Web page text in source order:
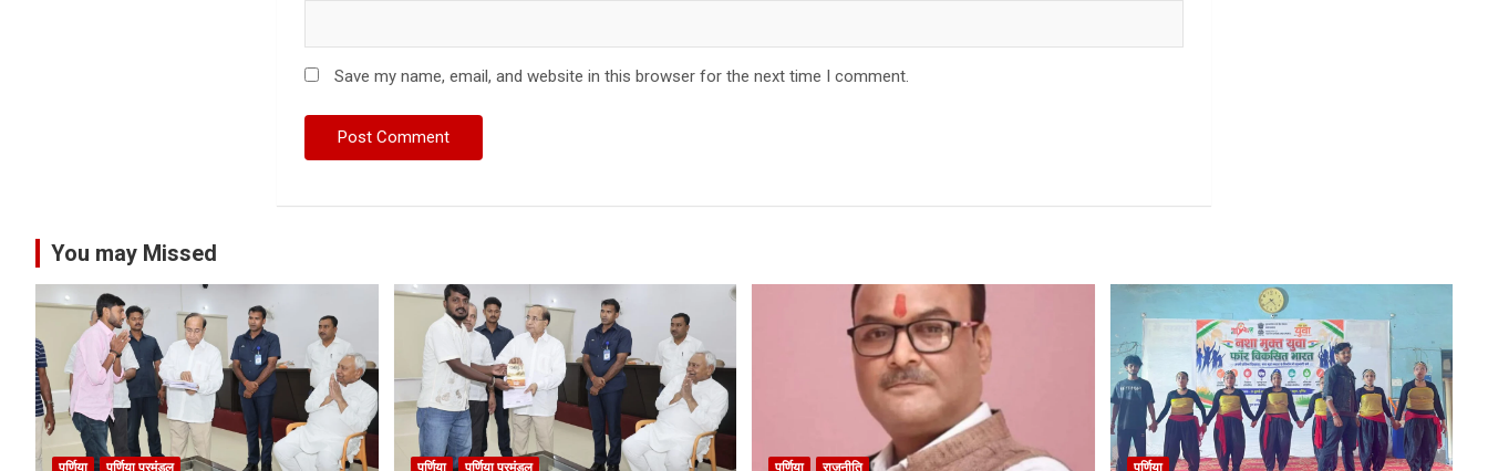
Save my name, email, and website in this browser for the next time I comment.
You may Missed
पूर्णिया पूर्णिया प्रमंडल पूर्णिया पूर्णिया प्रमंडल पूर्णिया राजनीति पूर्णिया